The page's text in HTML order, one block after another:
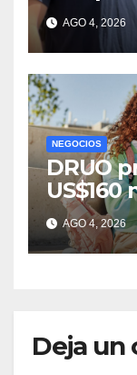
buscan
AGO 4, 2026
NEGOCIOS
DRUO
triplicó
AGO 4, 2026
Deja un